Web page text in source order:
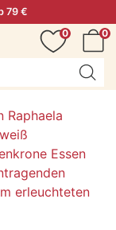
79 €
0
0